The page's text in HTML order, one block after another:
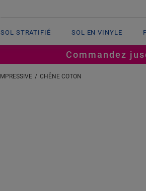
SOL STRATIFIÉ SOL EN VINYLE
Commandez
IMPRESSIVE CHÊNE COTON